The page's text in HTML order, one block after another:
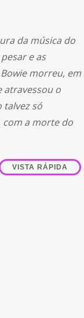
da música do
e as
morreu, em
atravessou o
talvez só
com a morte do
VISTA RÁPIDA